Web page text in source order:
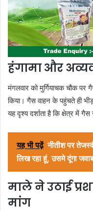
हंगामा और
मंगलवार को मुर्गियाचक चौक पर
किया। गैस वाहन के पहुंचते ही
यह दृश्य दर्शाता है कि क्षेत्र में
यह भी पढ़ें नीतीश पर
लिख रहा हूं, उसमे दूंगा
माले ने उठाई
मांग